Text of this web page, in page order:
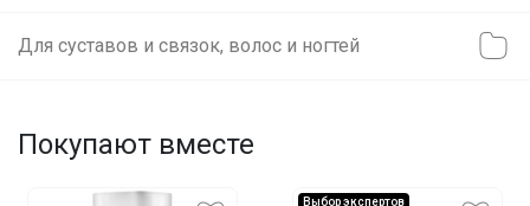
Для суставов и связок, волос и ногтей
Покупают вместе
Выбор экспертов